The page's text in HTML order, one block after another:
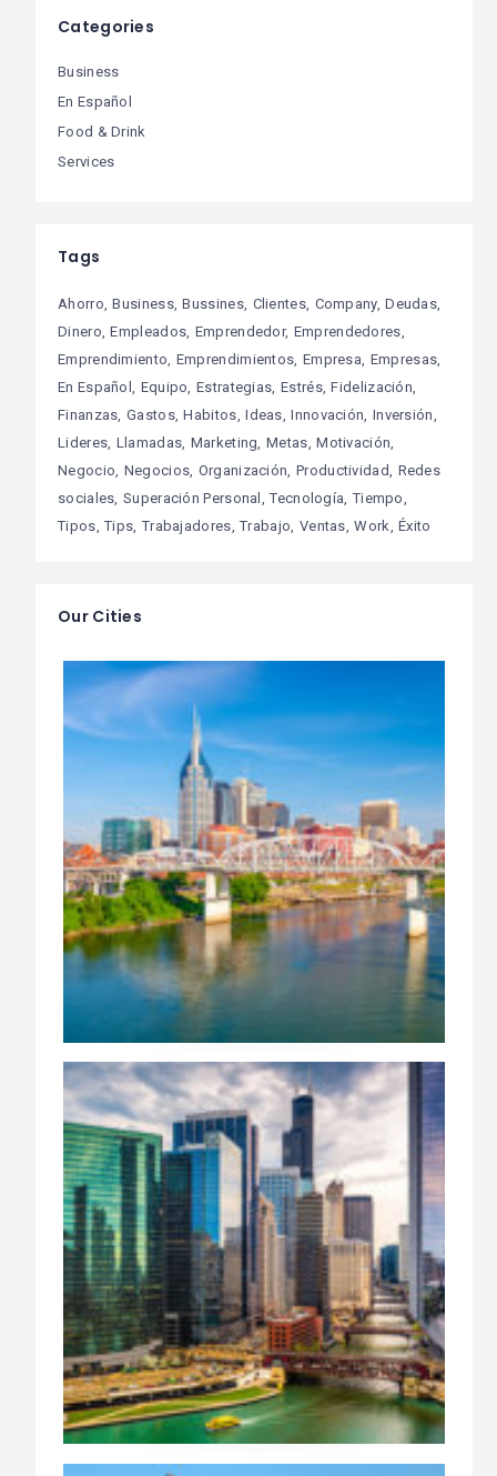
Categories
Business
En Español
Food & Drink
Services
Tags
Ahorro Business Bussines Clientes Company Deudas
Dinero Empleados Emprendedor Emprendedores
Emprendimiento Emprendimientos Empresa Empresas
En Español Equipo Estrategias Estrés Fidelización
Finanzas Gastos Habitos Ideas Innovación Inversión
Lideres Llamadas Marketing Metas Motivación
Negocio Negocios Organización Productividad Redes
sociales Superación Personal Tecnología Tiempo
Tipos Tips Trabajadores Trabajo Ventas Work Éxito
Our Cities